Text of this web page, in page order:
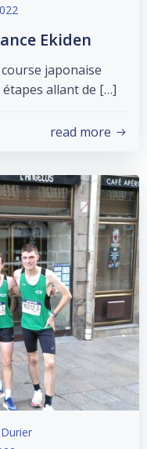
Ekiden
course japonaise
allant de […]
read more